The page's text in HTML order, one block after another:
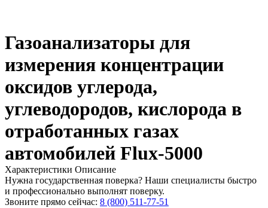
Газоанализаторы для
измерения концентрации
оксидов углерода,
углеводородов, кислорода в
отработанных газах
автомобилей Flux-5000
Характеристики Описание
Нужна государственная поверка? Наши специалисты быстро
и профессионально выполнят поверку.
Звоните прямо сейчас: 8 (800) 511-77-51